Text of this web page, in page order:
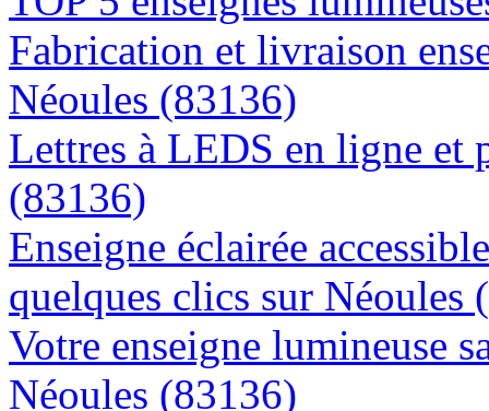
Fabrication et livraison
Néoules (83136)
Lettres à LEDS en ligne et
(83136)
Enseigne éclairée
quelques clics sur Néoules
Votre enseigne lumineuse
Néoules (83136)